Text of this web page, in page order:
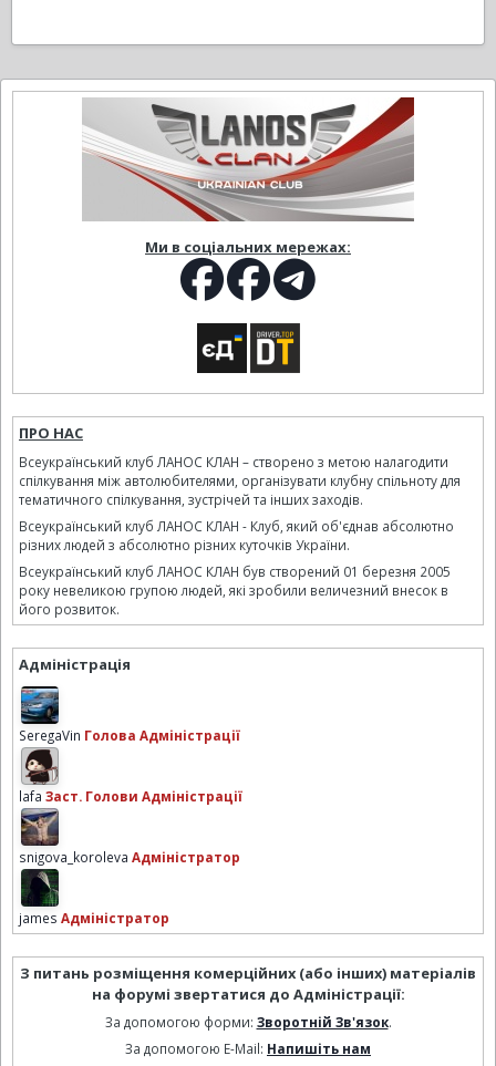
Ми в соціальних мережах:
ПРО НАС
Всеукраїнський клуб ЛАНОС КЛАН – створено з метою налагодити
спілкування між автолюбителями, організувати клубну спільноту для
тематичного спілкування, зустрічей та інших заходів.
Всеукраїнський клуб ЛАНОС КЛАН - Клуб, який об'єднав абсолютно
різних людей з абсолютно різних куточків України.
Всеукраїнський клуб ЛАНОС КЛАН був створений 01 березня 2005
року невеликою групою людей, які зробили величезний внесок в
його розвиток.
Адміністрація
SeregaVin Голова Адміністрації
lafa Заст. Голови Адміністрації
snigova_koroleva Адміністратор
james Адміністратор
З питань розміщення комерційних (або інших) матеріалів
на форумі звертатися до Адміністрації:
За допомогою форми: Зворотній Зв'язок.
За допомогою E-Mail: Напишіть нам